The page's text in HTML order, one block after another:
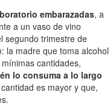
embarazadas, a
a un vaso de vino
segundo trimestre de
la madre que toma alcohol
cantidades,
lo consuma a lo largo
es mayor y que,